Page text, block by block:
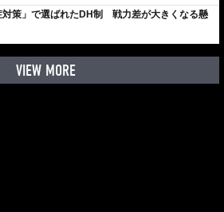
対策」で選ばれたDH制 戦力差が大きくなる懸
VIEW MORE